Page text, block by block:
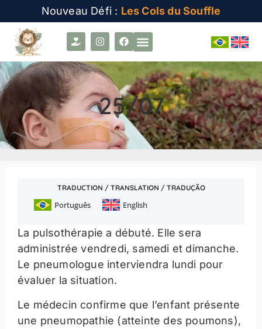
Nouveau Défi : Les Cols du Souffle
25/07
TRADUCTION / TRANSLATION / TRADUÇÃO
Português English
La pulsothérapie a débuté. Elle sera
administrée vendredi, samedi et dimanche.
Le pneumologue interviendra lundi pour
évaluer la situation.
Le médecin confirme que l’enfant présente
une pneumopathie (atteinte des poumons),